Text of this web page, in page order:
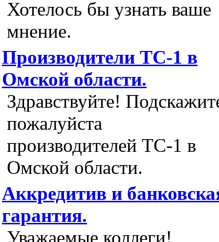
Хотелось бы узнать ваше
мнение.
Производители ТС-1 в
Омской области.
Здравствуйте!
пожалуйста
производителей ТС-1 в
Омской области.
Аккредитив и
гарантия.
Уважаемые коллеги!